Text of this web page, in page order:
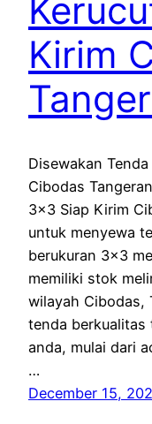
Kirim
Disewakan
Cibodas
3×3 Siap Kirim
untuk menyewa
berukuran 3×3
memiliki stok
wilayah Cibodas,
tenda berkualitas
anda, mulai dari
…
December 15,